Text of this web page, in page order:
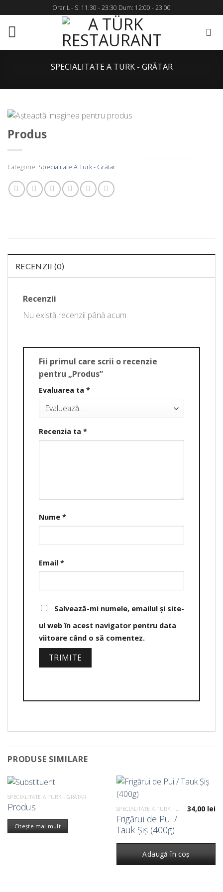
to
content
Orar L - S: 11:30 - 23:30 Dum: 12:00 - 23:00
SPECIALITATE A TURK - GRĂTAR
Produs
Categorie: Specialitate A Turk - Grătar
RECENZII (0)
Recenzii
Nu există recenzii până acum.
Fii primul care scrii o recenzie
pentru „Produs”
Evaluarea ta *
Recenzia ta *
Nume *
Email *
Salvează-mi numele, emailul și site-
ul web în acest navigator pentru data
viitoare când o să comentez.
PRODUSE SIMILARE
SPECIALITATE A TURK - GRĂTAR
Produs
Citește mai mult
Frigărui de Pui /
Tauk Șiș (400g)
34,00 lei
Adaugă în coș